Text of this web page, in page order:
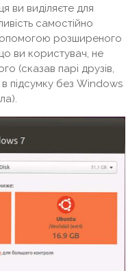
ви виділяєте для
самостійно
розширеного
ви користувач, не
(сказав парі друзів,
підсумку без Windows